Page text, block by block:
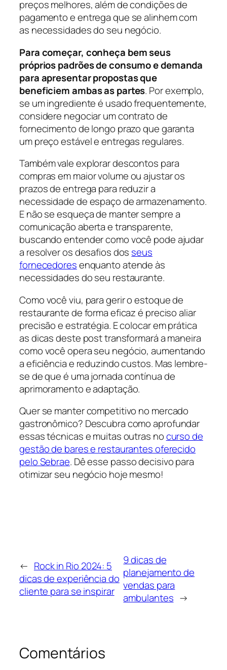
preços melhores, além de condições de
pagamento e entrega que se alinhem com
as necessidades do seu negócio.
Para começar, conheça bem seus
próprios padrões de consumo e demanda
para apresentar propostas que
beneficiem ambas as partes. Por exemplo,
se um ingrediente é usado frequentemente,
considere negociar um contrato de
fornecimento de longo prazo que garanta
um preço estável e entregas regulares.
Também vale explorar descontos para
compras em maior volume ou ajustar os
prazos de entrega para reduzir a
necessidade de espaço de armazenamento.
E não se esqueça de manter sempre a
comunicação aberta e transparente,
buscando entender como você pode ajudar
a resolver os desafios dos seus
fornecedoresenquanto atende às
necessidades do seu restaurante.
Como você viu, para gerir o estoque de
restaurante de forma eficaz é preciso aliar
precisão e estratégia. E colocar em prática
as dicas deste post transformará a maneira
como você opera seu negócio, aumentando
a eficiência e reduzindo custos. Mas lembre-
se de que é uma jornada contínua de
aprimoramento e adaptação.
Quer se manter competitivo no mercado
gastronômico? Descubra como aprofundar
essas técnicas e muitas outras nocurso de
gestão de bares e restaurantes oferecido
pelo Sebrae. Dê esse passo decisivo para
otimizar seu negócio hoje mesmo!
← Rock in Rio 2024: 5
dicas de experiência do
cliente para se inspirar
9 dicas de
planejamento de
vendas para
ambulantes →
Comentários